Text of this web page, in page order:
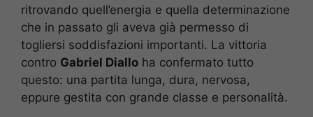
ritrovando quell’energia e quella determinazione
che in passato gli aveva già permesso di
togliersi soddisfazioni importanti. La vittoria
contro Gabriel Diallo ha confermato tutto
questo: una partita lunga, dura, nervosa,
eppure gestita con grande classe e personalità.